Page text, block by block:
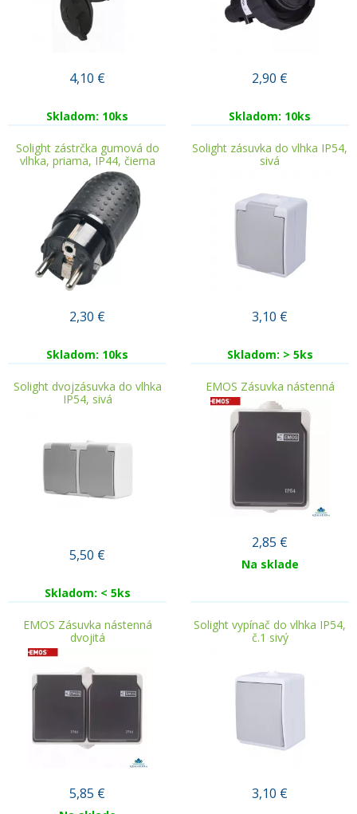
4,10 €
Skladom: 10ks
2,90 €
Skladom: 10ks
Solight zástrčka gumová do
vlhka, priama, IP44, čierna
2,30 €
Skladom: 10ks
Solight zásuvka do vlhka IP54,
sivá
3,10 €
Skladom: > 5ks
Solight dvojzásuvka do vlhka
IP54, sivá
5,50 €
Skladom: < 5ks
EMOS Zásuvka nástenná
2,85 €
Na sklade
EMOS Zásuvka nástenná
dvojitá
5,85 €
Solight vypínač do vlhka IP54,
č.1 sivý
3,10 €